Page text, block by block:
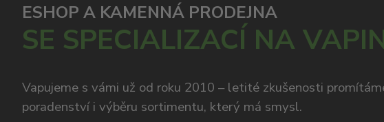
ESHOP A KAMENNÁ PRODEJNA
SE SPECIALIZACÍ NA
Vapujeme s vámi už od roku 2010 – letité zkušenosti
poradenství i výběru sortimentu, který má smysl.